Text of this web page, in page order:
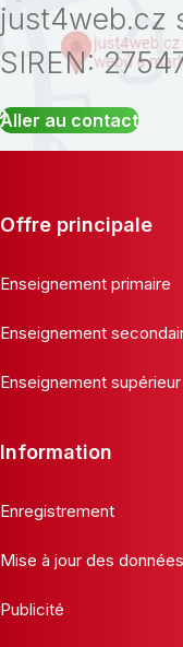
just4web.cz
SIREN:
Aller au contact
Offre principale
Enseignement primaire
Enseignement
Enseignement supérieur
Information
Enregistrement
Mise à jour des données
Publicité